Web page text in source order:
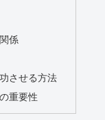
係
させる方法
重要性